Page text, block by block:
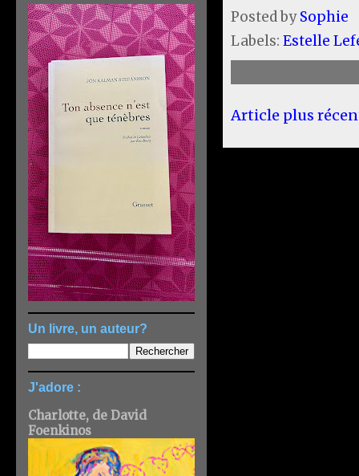
Posted bySophie
Labels: Estelle
Article plus
Un livre, un auteur?
J'adore :
Charlotte, de David
Foenkinos